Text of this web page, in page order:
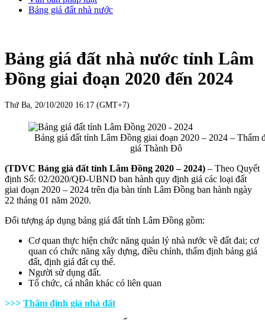
Bảng giá đất nhà nước
Bảng giá đất nhà nước tỉnh Lâm
Đồng giai đoạn 2020 đến 2024
Thứ Ba, 20/10/2020 16:17 (GMT+7)
Bảng giá đất tỉnh Lâm Đồng giai đoạn 2020 – 2024 – Thẩm
giá Thành Đô
(TDVC Bảng giá đất tỉnh Lâm Đồng 2020 – 2024) – Theo Quyết
định Số: 02/2020/QĐ-UBND ban hành quy định giá các loại đất
giai đoạn 2020 – 2024 trên địa bàn tỉnh Lâm Đồng ban hành ngày
22 tháng 01 năm 2020.
Đối tượng áp dụng bảng giá đất tỉnh Lâm Đồng gồm:
Cơ quan thực hiện chức năng quản lý nhà nước về đất đai; cơ
quan có chức năng xây dựng, điều chỉnh, thẩm định bảng giá
đất, định giá đất cụ thể.
Người sử dụng đất.
Tổ chức, cá nhân khác có liên quan
>>> Thẩm định giá nhà đất